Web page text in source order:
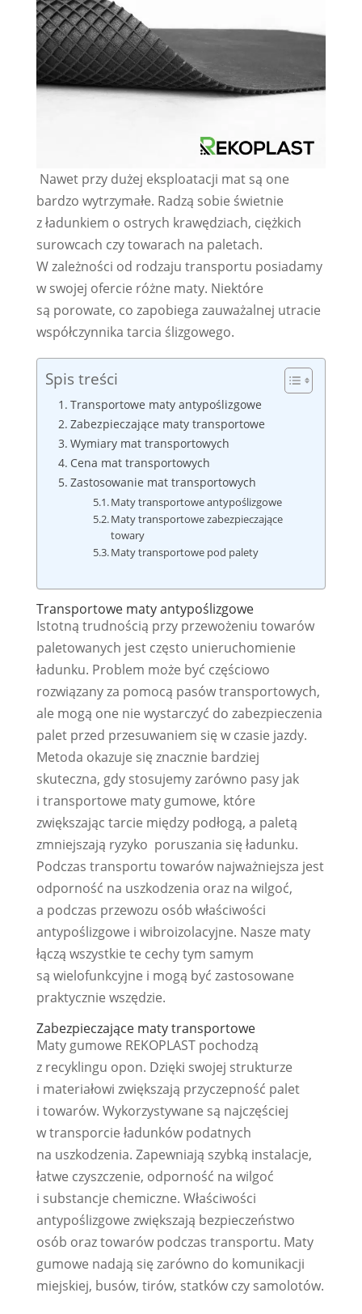
Nawet przy dużej eksploatacji mat są one
bardzo wytrzymałe. Radzą sobie świetnie
z ładunkiem o ostrych krawędziach, ciężkich
surowcach czy towarach na paletach.
W zależności od rodzaju transportu posiadamy
w swojej ofercie różne maty. Niektóre
są porowate, co zapobiega zauważalnej utracie
współczynnika tarcia ślizgowego.
Spis treści
Transportowe maty antypoślizgowe
Zabezpieczające maty transportowe
Wymiary mat transportowych
Cena mat transportowych
Zastosowanie mat transportowych
Maty transportowe antypoślizgowe
Maty transportowe zabezpieczające
towary
Maty transportowe pod palety
Transportowe maty antypoślizgowe
Istotną trudnością przy przewożeniu towarów
paletowanych jest często unieruchomienie
ładunku. Problem może być częściowo
rozwiązany za pomocą pasów transportowych,
ale mogą one nie wystarczyć do zabezpieczenia
palet przed przesuwaniem się w czasie jazdy.
Metoda okazuje się znacznie bardziej
skuteczna, gdy stosujemy zarówno pasy jak
i transportowe maty gumowe, które
zwiększając tarcie między podłogą, a paletą
zmniejszają ryzyko poruszania się ładunku.
Podczas transportu towarów najważniejsza jest
odporność na uszkodzenia oraz na wilgoć,
a podczas przewozu osób właściwości
antypoślizgowe i wibroizolacyjne. Nasze maty
łączą wszystkie te cechy tym samym
są wielofunkcyjne i mogą być zastosowane
praktycznie wszędzie.
Zabezpieczające maty transportowe
Maty gumowe REKOPLAST pochodzą
z recyklingu opon. Dzięki swojej strukturze
i materiałowi zwiększają przyczepność palet
i towarów. Wykorzystywane są najczęściej
w transporcie ładunków podatnych
na uszkodzenia. Zapewniają szybką instalacje,
łatwe czyszczenie, odporność na wilgoć
i substancje chemiczne. Właściwości
antypoślizgowe zwiększają bezpieczeństwo
osób oraz towarów podczas transportu. Maty
gumowe nadają się zarówno do komunikacji
miejskiej, busów, tirów, statków czy samolotów.